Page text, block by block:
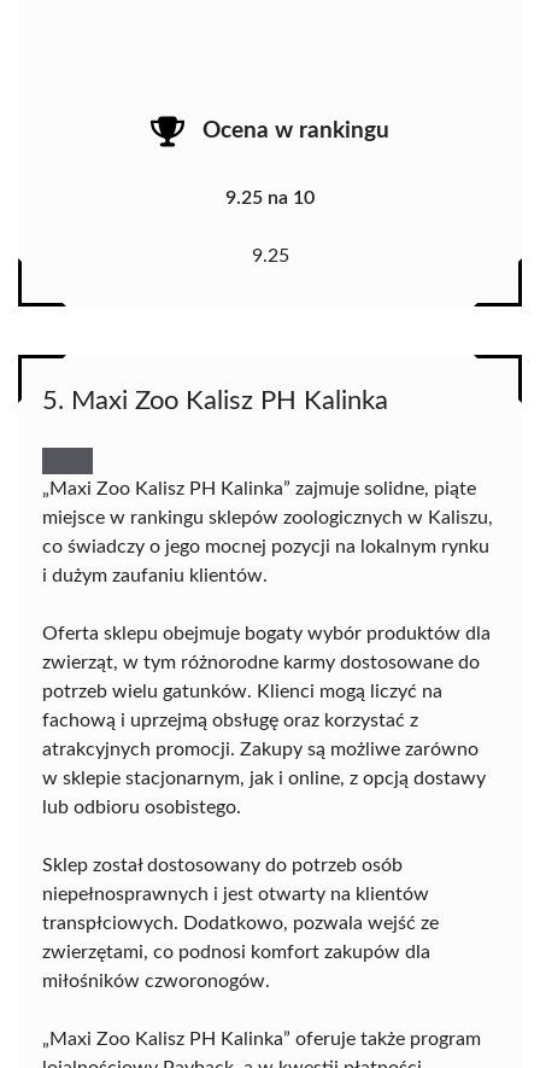
Ocena w rankingu
9.25 na 10
9.25
5. Maxi Zoo Kalisz PH Kalinka
„Maxi Zoo Kalisz PH Kalinka” zajmuje solidne, piąte
miejsce w rankingu sklepów zoologicznych w Kaliszu,
co świadczy o jego mocnej pozycji na lokalnym rynku
i dużym zaufaniu klientów.
Oferta sklepu obejmuje bogaty wybór produktów dla
zwierząt, w tym różnorodne karmy dostosowane do
potrzeb wielu gatunków. Klienci mogą liczyć na
fachową i uprzejmą obsługę oraz korzystać z
atrakcyjnych promocji. Zakupy są możliwe zarówno
w sklepie stacjonarnym, jak i online, z opcją dostawy
lub odbioru osobistego.
Sklep został dostosowany do potrzeb osób
niepełnosprawnych i jest otwarty na klientów
transpłciowych. Dodatkowo, pozwala wejść ze
zwierzętami, co podnosi komfort zakupów dla
miłośników czworonogów.
„Maxi Zoo Kalisz PH Kalinka” oferuje także program